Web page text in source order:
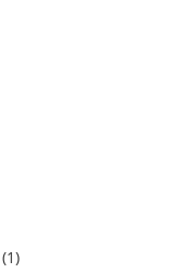
(1)